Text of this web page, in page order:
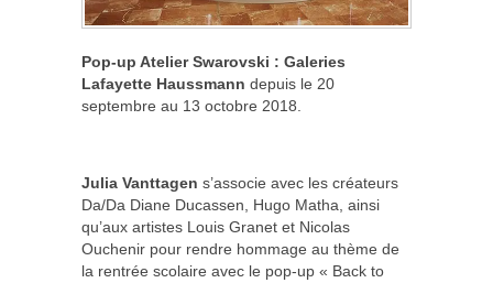
Pop-up Atelier Swarovski : Galeries
Lafayette Haussmann depuis le 20
septembre au 13 octobre 2018.
Julia Vanttagen s’associe avec les créateurs
Da/Da Diane Ducassen, Hugo Matha, ainsi
qu’aux artistes Louis Granet et Nicolas
Ouchenir pour rendre hommage au thème de
la rentrée scolaire avec le pop-up « Back to